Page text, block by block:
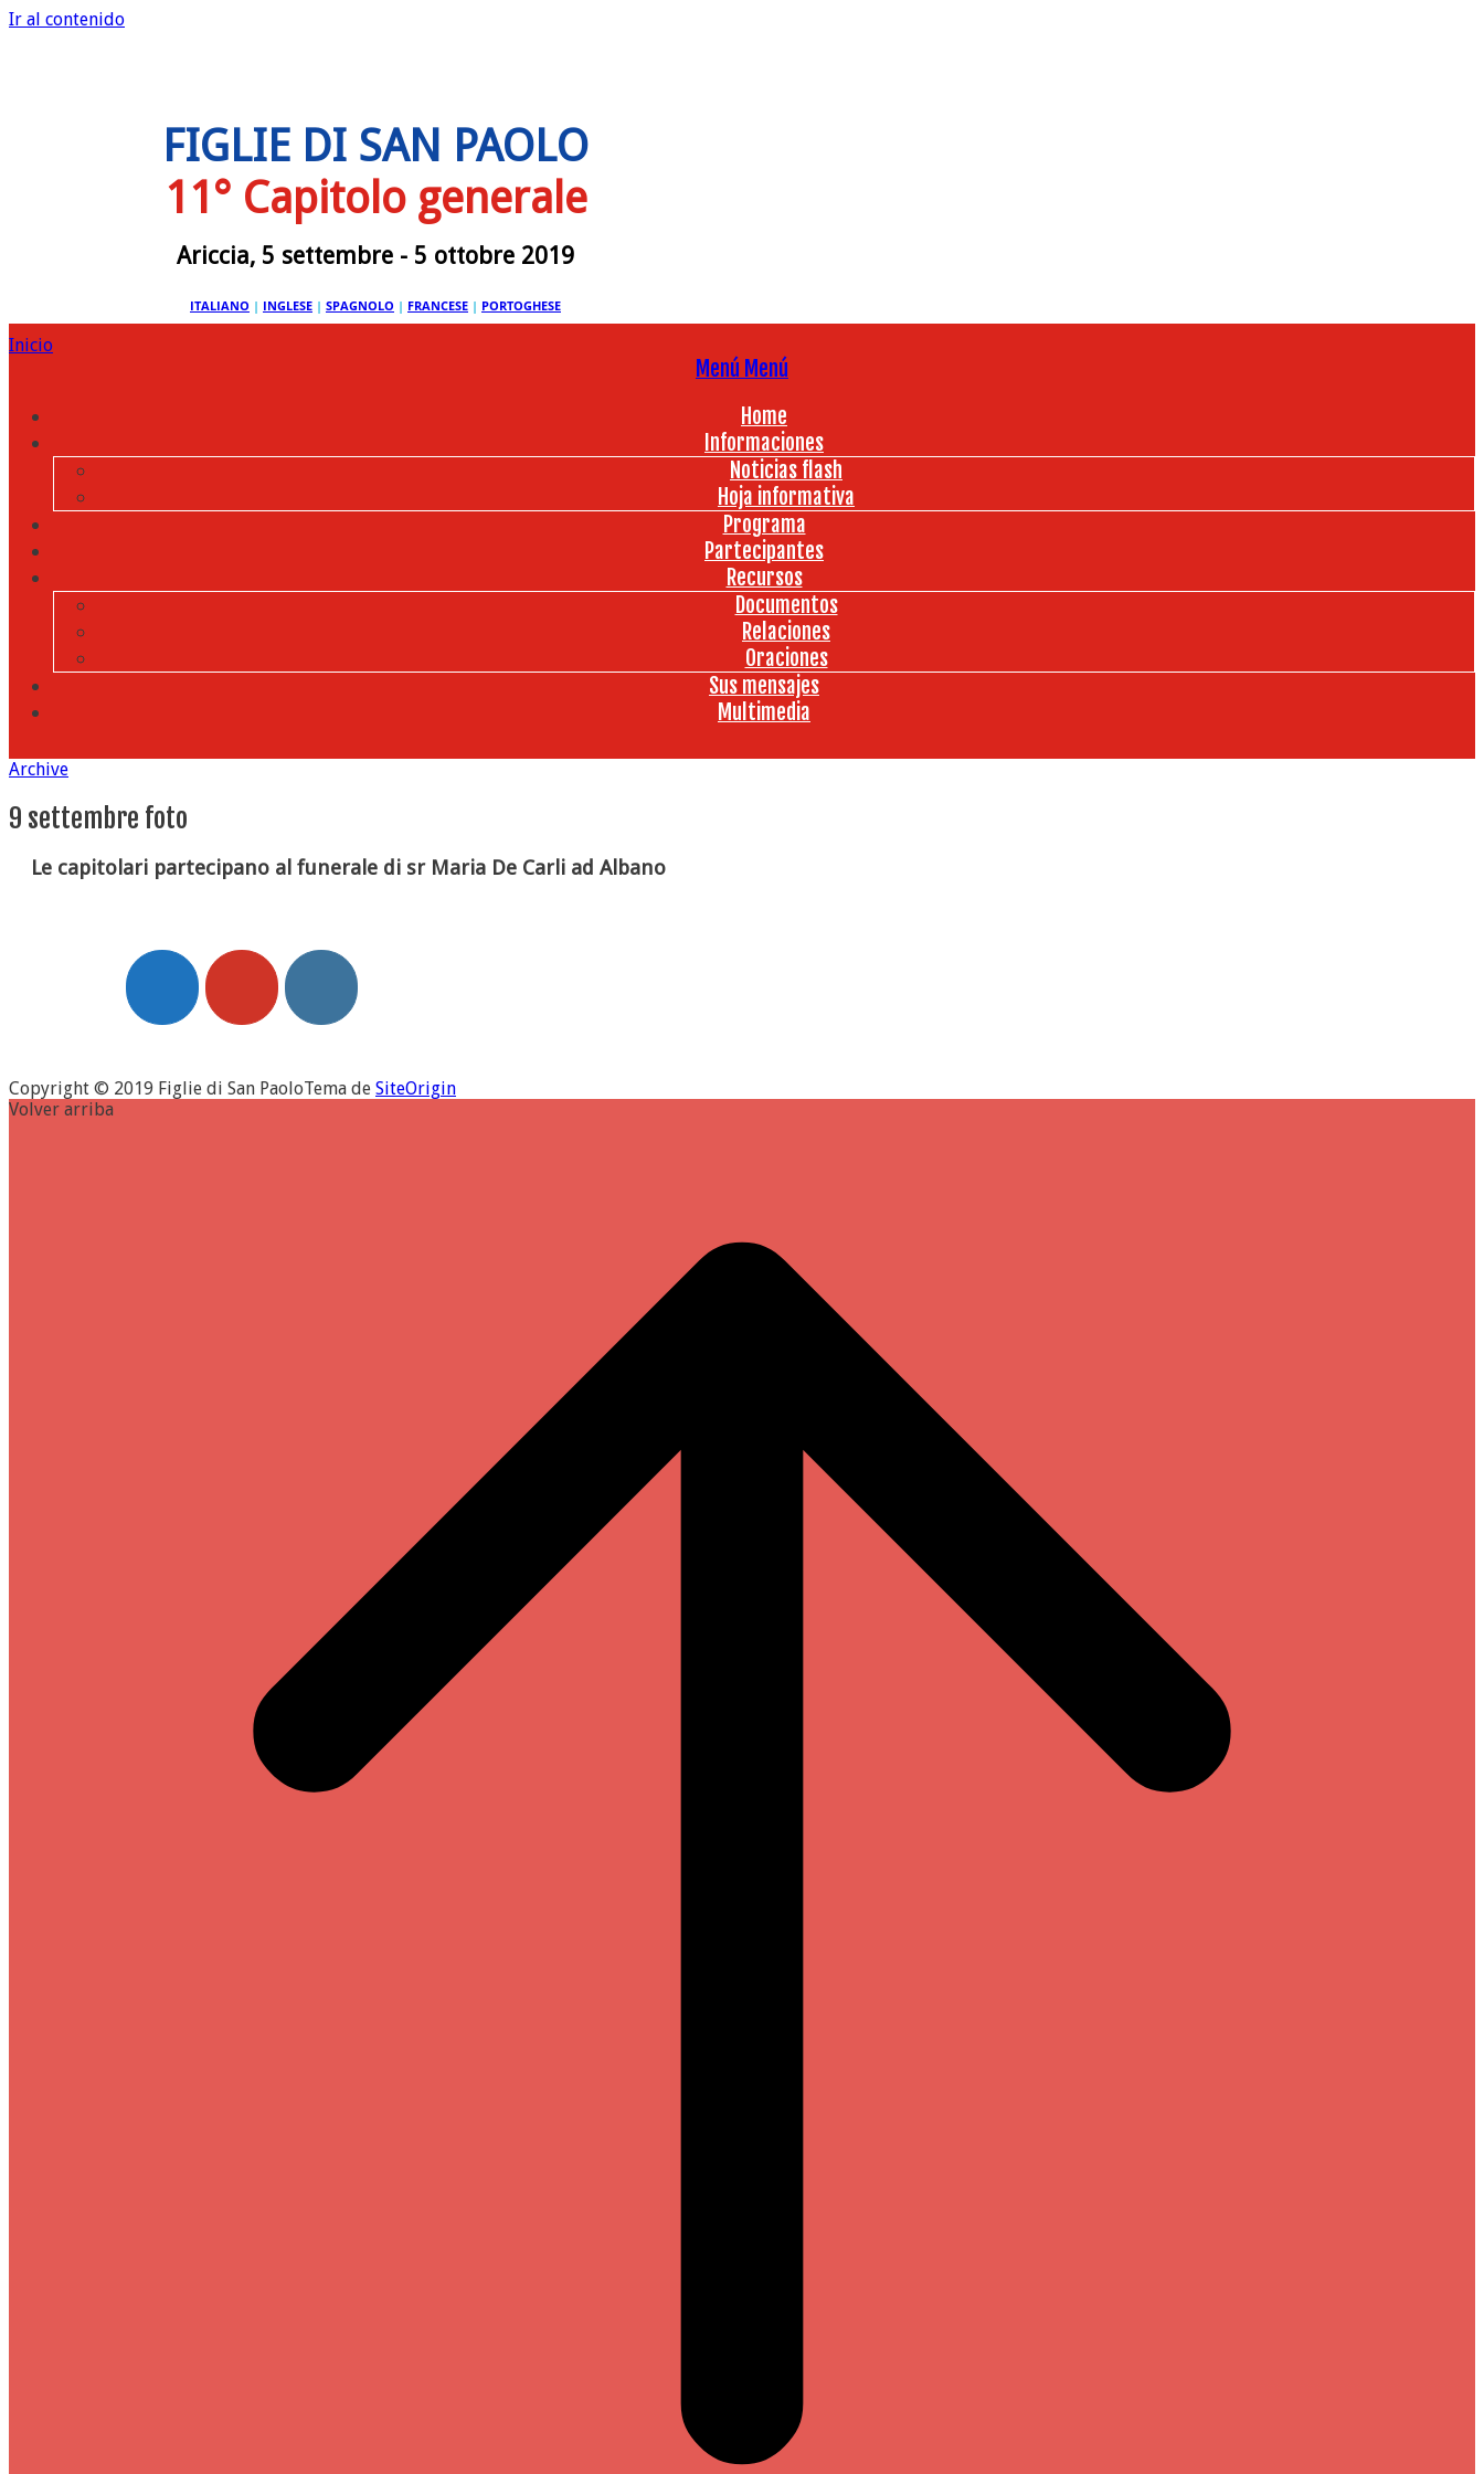
Ir al contenido
FIGLIE DI SAN PAOLO
11° Capitolo generale
Ariccia, 5 settembre - 5 ottobre 2019
ITALIANO | INGLESE | SPAGNOLO | FRANCESE | PORTOGHESE
Inicio
Menú Menú
Home
Informaciones
Noticias flash
Hoja informativa
Programa
Partecipantes
Recursos
Documentos
Relaciones
Oraciones
Sus mensajes
Multimedia
Archive
9 settembre foto
Le capitolari partecipano al funerale di sr Maria De Carli ad Albano
Copyright © 2019 Figlie di San PaoloTema de SiteOrigin
Volver arriba